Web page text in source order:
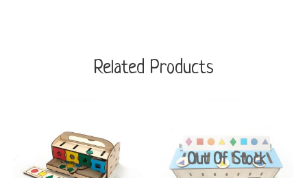
Related Products
Out Of Stock